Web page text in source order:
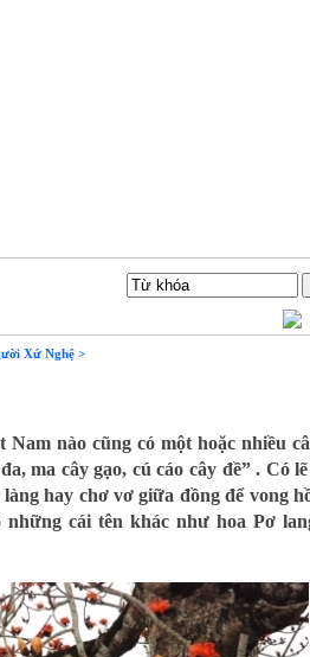
Xứ Nghệ >
nào cũng có một hoặc nhiều
ma cây gạo, cú cáo cây đề” . Có
hay chơ vơ giữa đồng để vong
cái tên khác như hoa Pơ